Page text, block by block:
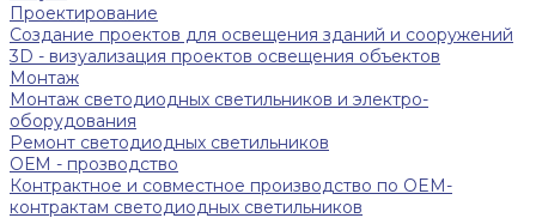
Проектирование
Создание проектов для освещения зданий и сооружений
3D - визуализация проектов освещения объектов
Монтаж
Монтаж светодиодных светильников и электро-
оборудования
Ремонт светодиодных светильников
ОЕМ - прозводство
Контрактное и совместное производство по OEM-
контрактам светодиодных светильников